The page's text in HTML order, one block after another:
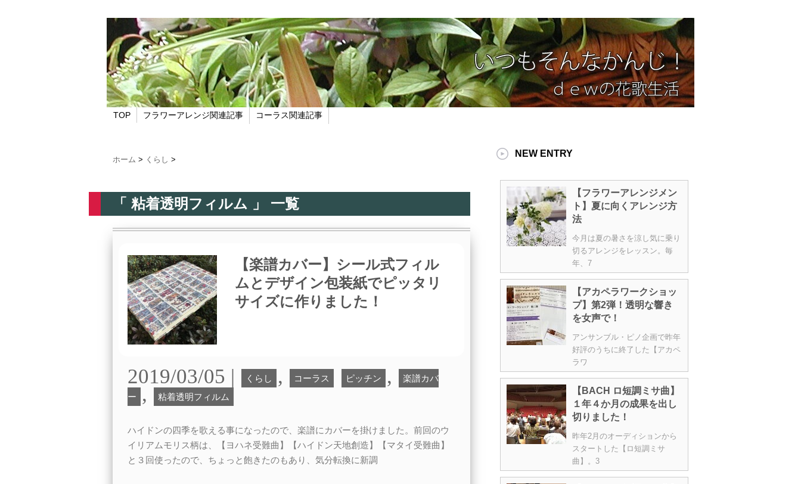
TOP フラワーアレンジ関連記事 コーラス関連記事
ホーム > くらし >
「 粘着透明フィルム 」 一覧
【楽譜カバー】シール式フィル
ムとデザイン包装紙でピッタリ
サイズに作りました！
2019/03/05 | くらし , コーラス ピッチン ,
楽譜カバ
ー
, 粘着透明フィルム
ハイドンの四季を歌える事になったので、楽譜にカバーを掛けました。前回のウ
イリアムモリス柄は、【ヨハネ受難曲】【ハイドン天地創造】【マタイ受難曲】
と３回使ったので、ちょっと飽きたのもあり、気分転換に新調
NEW ENTRY
【フラワーアレンジメン
ト】夏に向くアレンジ方
法
今月は夏の暑さを涼し気に乗り
切るアレンジをレッスン。毎
年、7
【アカペラワークショッ
プ】第2弾！透明な響き
を女声で！
アンサンブル・ピノ企画で昨年
好評のうちに終了した【アカペ
ラワ
【BACH ロ短調ミサ曲】
１年４か月の成果を出し
切りました！
昨年2月のオーディションから
スタートした【ロ短調ミサ
曲】。3